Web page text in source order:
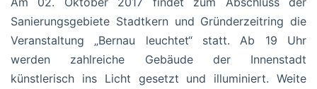
Sanierungsgebiete Stadtkern und Gründerzeitring die
Veranstaltung „Bernau leuchtet“ statt. Ab 19 Uhr
werden zahlreiche Gebäude der Innenstadt
künstlerisch ins Licht gesetzt und illuminiert. Weite